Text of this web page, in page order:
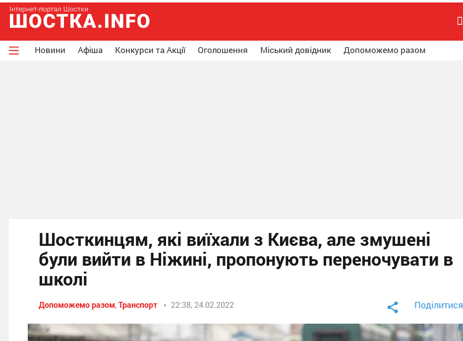
Новини Афіша Конкурси та Акції Оголошення Міський довідник Допоможемо разом
Шосткинцям, які виїхали з Києва, але змушені
були вийти в Ніжині, пропонують переночувати в
школі
Допоможемо разом,Транспорт 22:38, 24.02.2022 Поділитися